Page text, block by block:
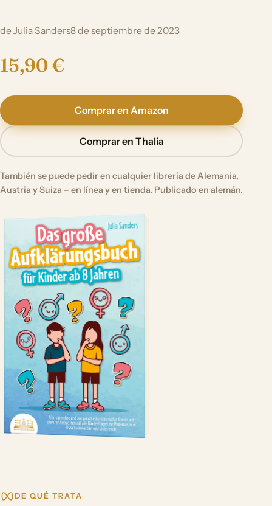
de Julia Sanders8 de septiembre de 2023
15,90 €
Comprar en Amazon
Comprar en Thalia
También se puede pedir en cualquier librería de Alemania,
Austria y Suiza – en línea y en tienda. Publicado en alemán.
DE QUÉ TRATA